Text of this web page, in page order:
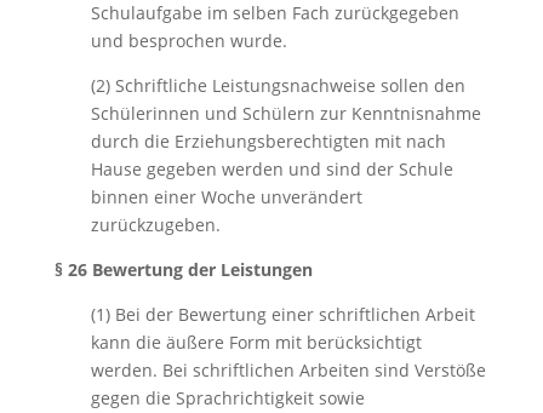
Schulaufgabe im selben Fach zurückgegeben
und besprochen wurde.
(2) Schriftliche Leistungsnachweise sollen den
Schülerinnen und Schülern zur Kenntnisnahme
durch die Erziehungsberechtigten mit nach
Hause gegeben werden und sind der Schule
binnen einer Woche unverändert
zurückzugeben.
§ 26 Bewertung der Leistungen
(1) Bei der Bewertung einer schriftlichen Arbeit
kann die äußere Form mit berücksichtigt
werden. Bei schriftlichen Arbeiten sind Verstöße
gegen die Sprachrichtigkeit sowie